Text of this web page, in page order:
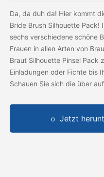
Da, da duh da! Hier kommt
Bride Brush Silhouette Pack!
sechs verschiedene schöne
Frauen in allen Arten von
Braut Silhouette Pinsel Pack
Einladungen oder Fichte bis
Schauen Sie sich die über
Jetzt